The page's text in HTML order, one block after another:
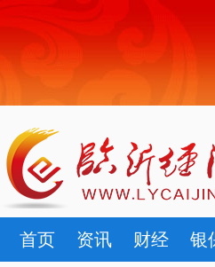
首页 资讯 财经 银